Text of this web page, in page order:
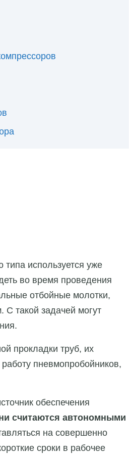
типа используется уже
во время проведения
отбойные молотки,
такой задачей могут
прокладки труб, их
пневмопробойников,
обеспечения
считаются автономными
на совершенно
сроки в рабочее